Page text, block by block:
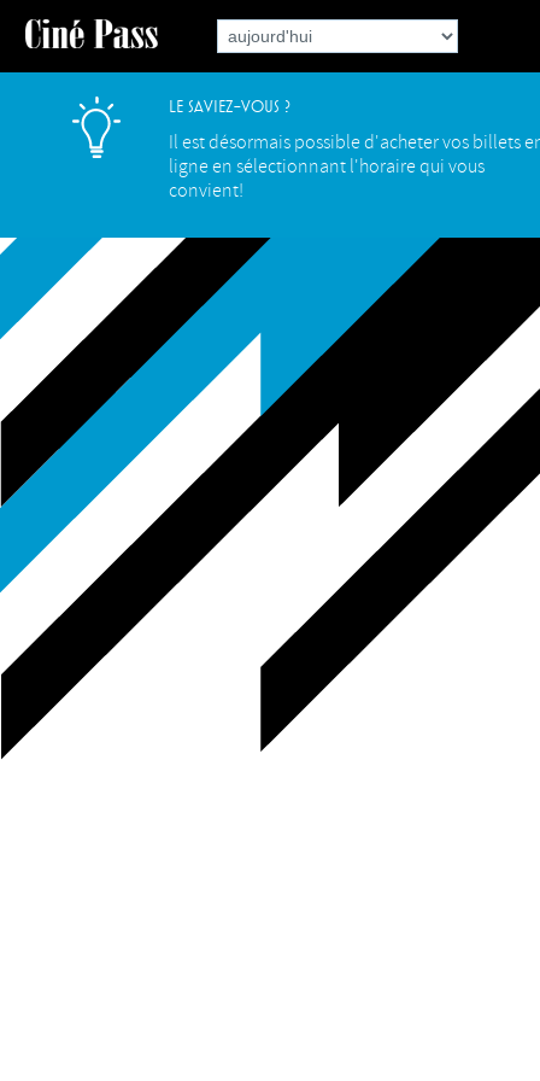
Le saviez-vous ?
Il est désormais possible d'acheter vos billets
ligne en sélectionnant l'horaire qui vous
convient!